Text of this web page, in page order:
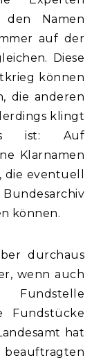
Namen
auf der
Diese
können
die anderen
klingt
ist: Auf
Klarnamen
eventuell
können.
durchaus
wenn auch
Fundstücke
hat